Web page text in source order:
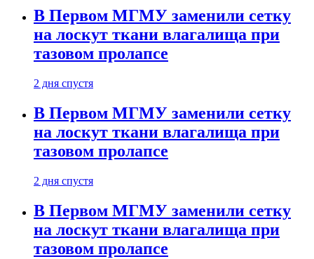
В Первом МГМУ заменили сетку
на лоскут ткани влагалища при
тазовом пролапсе
2 дня спустя
В Первом МГМУ заменили сетку
на лоскут ткани влагалища при
тазовом пролапсе
2 дня спустя
В Первом МГМУ заменили сетку
на лоскут ткани влагалища при
тазовом пролапсе